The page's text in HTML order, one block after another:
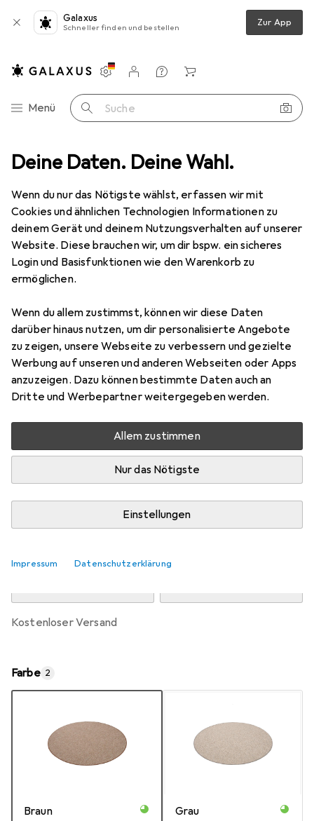
Deine Daten. Deine Wahl.
Wenn du nur das Nötigste wählst, erfassen wir mit
Cookies und ähnlichen Technologien Informationen zu
deinem Gerät und deinem Nutzungsverhalten auf unserer
Website. Diese brauchen wir, um dir bspw. ein sicheres
Login und Basisfunktionen wie den Warenkorb zu
ermöglichen.
Wenn du allem zustimmst, können wir diese Daten
darüber hinaus nutzen, um dir personalisierte Angebote
zu zeigen, unsere Webseite zu verbessern und gezielte
Werbung auf unseren und anderen Webseiten oder Apps
anzuzeigen. Dazu können bestimmte Daten auch an
Dritte und Werbepartner weitergegeben werden.
Allem zustimmen
Nur das Nötigste
Einstellungen
Impressum Datenschutzerklärung
Galaxus
Schneller finden und bestellen Zur App
Navigation nach Kategorien
Menü Suche
Einstellungen
Kundenkonto
Vergleichslisten
Merklisten
Warenkorb
+ Teppiche Teppich Snapstyle Schlingenteppich Primo
4 Bilder
SnapstyleSchlingenteppich Primo
Preis in EUR inkl. MwSt.
EUR
54,89
5
Bewertungen Marke
Mehr von Snapstyle
Zwischen Fr, 14.8. und Di, 18.8. geliefert
Mehr als 10 Stück an Lager beim Drittanbieter
Lieferort angeben für genaue Lieferzeit
kostenloser Versand
Farbe 2
Braun Grau